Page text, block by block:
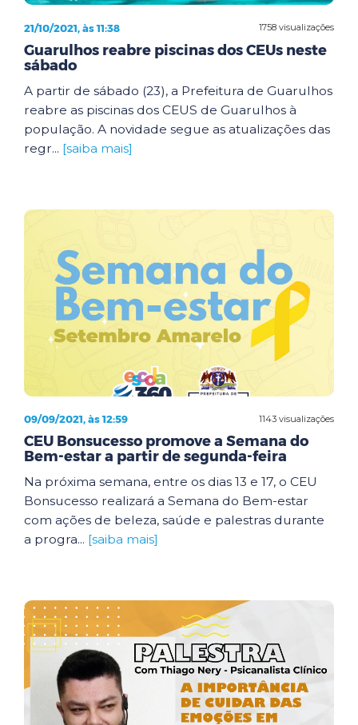
1758 visualizações
21/10/2021, às 11:38
Guarulhos reabre piscinas dos CEUs neste
sábado
A partir de sábado (23), a Prefeitura de Guarulhos
reabre as piscinas dos CEUS de Guarulhos à
população. A novidade segue as atualizações das
regr... [saiba mais]
1143 visualizações
09/09/2021, às 12:59
CEU Bonsucesso promove a Semana do
Bem-estar a partir de segunda-feira
Na próxima semana, entre os dias 13 e 17, o CEU
Bonsucesso realizará a Semana do Bem-estar
com ações de beleza, saúde e palestras durante
a progra... [saiba mais]